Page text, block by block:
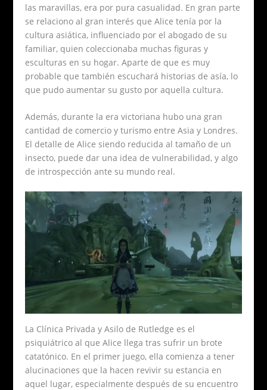
las maravillas, era por pura casualidad. En gran parte
se relaciono al gran interés que Alice tenía por la
cultura asiática, influenciado por el abogado de su
familiar, quien coleccionaba muchas figuras y
esculturas en su hogar. Aparte de que es muy
probable que también escuchará historias de asía, lo
que pudo aumentar su gusto por aquella cultura.
Además, durante la era victoriana hubo una gran
cantidad de comercio y turismo entre Asia y Londres.
El detalle de Alice siendo reducida al tamaño de un
insecto, puede dar una idea de vulnerabilidad, y algo
de introspección ante su mundo real.
La Clínica Privada y Asilo de Rutledge es el
psiquiátrico al que Alice llega tras sufrir un brote
catatónico. En el primer juego, ella comienza a tener
alucinaciones que la hacen revivir su estancia en
aquel lugar, especialmente después de su encuentro